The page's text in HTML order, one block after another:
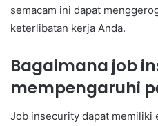
semacam ini dapat
keterlibatan kerja Anda.
Bagaimana job
mempengaruhi
Job insecurity dapat memiliki